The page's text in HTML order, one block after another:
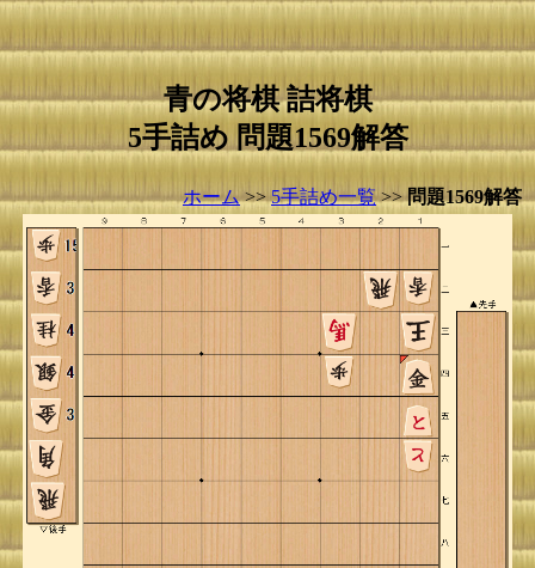
青の将棋 詰将棋
5手詰め 問題1569解答
ホーム>>5手詰め一覧>>問題1569解答